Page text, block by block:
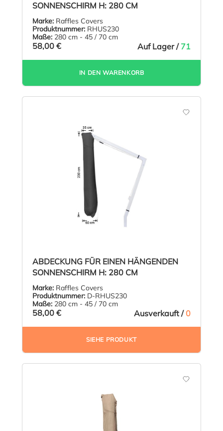
SONNENSCHIRM H: 280 CM
Marke: Raffles Covers
Produktnummer: RHUS230
Maße: 280 cm - 45 / 70 cm
58,00 € Auf Lager / 71
IN DEN WARENKORB
ABDECKUNG FÜR EINEN HÄNGENDEN
SONNENSCHIRM H: 280 CM
Marke: Raffles Covers
Produktnummer: D-RHUS230
Maße: 280 cm - 45 / 70 cm
58,00 € Ausverkauft /0
SIEHE PRODUKT